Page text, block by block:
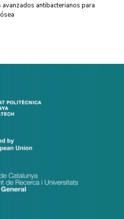
avanzados antibacterianos para